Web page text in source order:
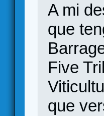
A mi
que
Five
que